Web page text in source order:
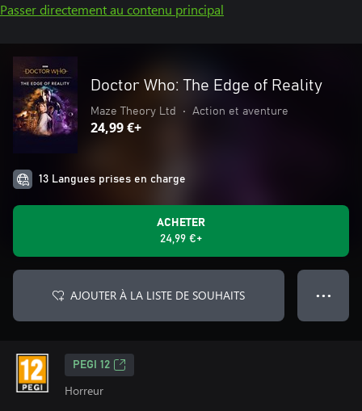
Passer directement au contenu principal
Doctor Who: The Edge of Reality
Maze Theory Ltd • Action et aventure
24,99 €+
13 Langues prises en charge
ACHETER
24,99 €+
AJOUTER À LA LISTE DE SOUHAITS ● ● ●
PEGI 12
Horreur